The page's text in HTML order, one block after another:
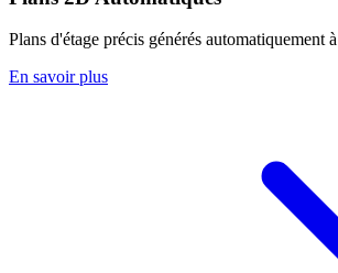
Plans d'étage précis générés automatiquement
En savoir plus